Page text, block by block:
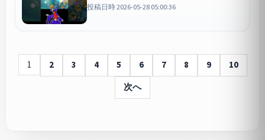
ユナイト
投稿日時 2026-05-28 05:00:36
1 2 3 4 5 6 7 8 9
10
次へ